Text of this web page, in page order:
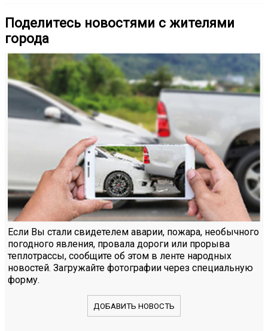
Поделитесь новостями с жителями
города
Если Вы стали свидетелем аварии, пожара, необычного
погодного явления, провала дороги или прорыва
теплотрассы, сообщите об этом в ленте народных
новостей. Загружайте фотографии через специальную
форму.
ДОБАВИТЬ НОВОСТЬ